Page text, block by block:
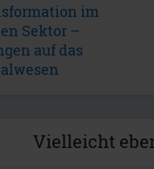
im
Sektor –
auf das
Vielleicht